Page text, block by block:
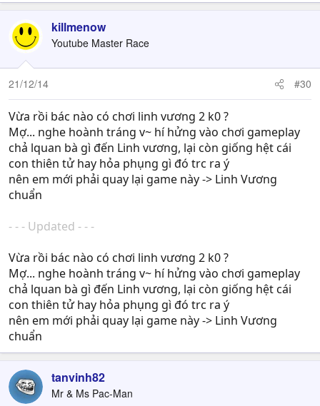
killmenow
Youtube Master Race
21/12/14 #30
Vừa rồi bác nào có chơi linh vương 2 k0 ?
Mợ... nghe hoành tráng v~ hí hửng vào chơi gameplay
chả lquan bà gì đến Linh vương, lại còn giống hệt cái
con thiên tử hay hỏa phụng gì đó trc ra ý
nên em mới phải quay lại game này -> Linh Vương
chuẩn
- - - Updated - - -
Vừa rồi bác nào có chơi linh vương 2 k0 ?
Mợ... nghe hoành tráng v~ hí hửng vào chơi gameplay
chả lquan bà gì đến Linh vương, lại còn giống hệt cái
con thiên tử hay hỏa phụng gì đó trc ra ý
nên em mới phải quay lại game này -> Linh Vương
chuẩn
tanvinh82
Mr & Ms Pac-Man